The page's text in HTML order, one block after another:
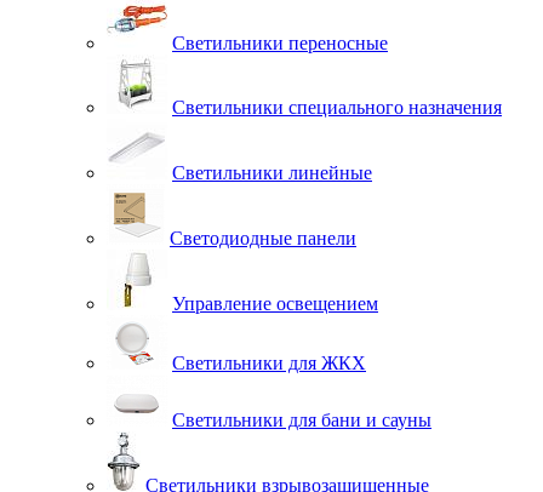
Светильники переносные
Светильники специального назначения
Светильники линейные
Светодиодные панели
Управление освещением
Светильники для ЖКХ
Светильники для бани и сауны
Светильники взрывозащищенные